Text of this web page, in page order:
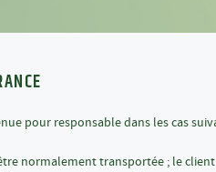
pour responsable dans les cas
normalement transportée ; le